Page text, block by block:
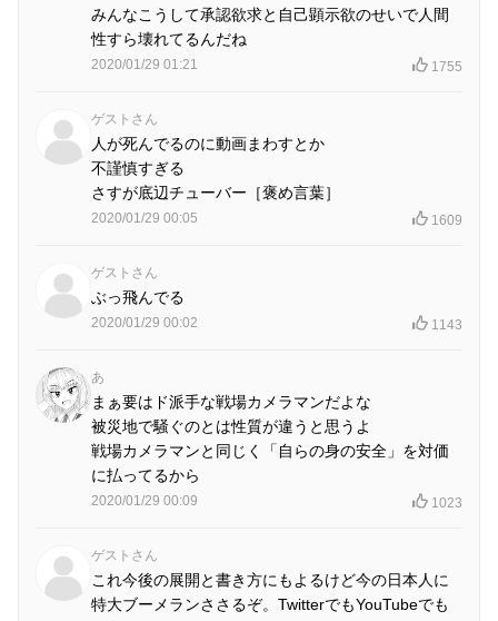
みんなこうして承認欲求と自己顕示欲のせいで人間
性すら壊れてるんだね
2020/01/29 01:21 1755
ゲストさん
人が死んでるのに動画まわすとか
不謹慎すぎる
さすが底辺チューバー［褒め言葉］
2020/01/29 00:05 1609
ゲストさん
ぶっ飛んでる
2020/01/29 00:02 1143
あ
まぁ要はド派手な戦場カメラマンだよな
被災地で騒ぐのとは性質が違うと思うよ
戦場カメラマンと同じく「自らの身の安全」を対価
に払ってるから
2020/01/29 00:09 1023
ゲストさん
これ今後の展開と書き方にもよるけど今の日本人に
特大ブーメランささるぞ。TwitterでもYouTubeでも